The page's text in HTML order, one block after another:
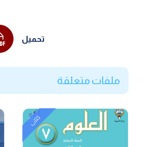
تحميل
ملفات متعلقة
كتاب